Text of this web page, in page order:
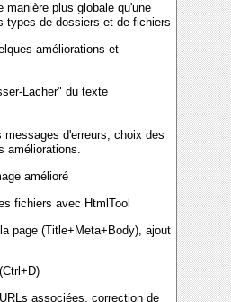
manière plus globale qu'une
types de dossiers et de fichiers
améliorations et
Lacher" du texte
messages d'erreurs, choix des
améliorations.
amélioré
fichiers avec HtmlTool
page (Title+Meta+Body), ajout
associées, correction de